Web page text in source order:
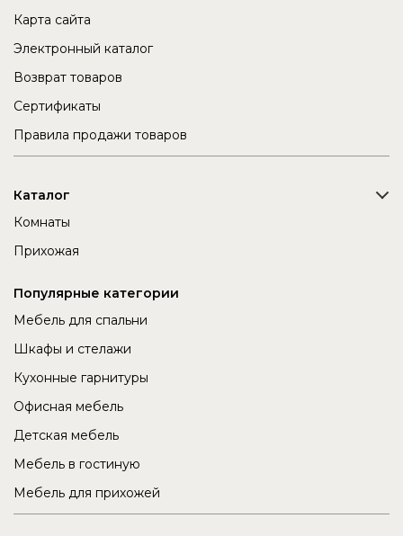
Карта сайта
Электронный каталог
Возврат товаров
Сертификаты
Правила продажи товаров
Каталог
Комнаты
Прихожая
Популярные категории
Мебель для спальни
Шкафы и стелажи
Кухонные гарнитуры
Офисная мебель
Детская мебель
Мебель в гостиную
Мебель для прихожей